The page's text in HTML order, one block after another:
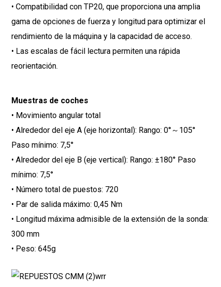
• Compatibilidad con TP20, que proporciona una amplia
gama de opciones de fuerza y ​​longitud para optimizar el
rendimiento de la máquina y la capacidad de acceso.
• Las escalas de fácil lectura permiten una rápida
reorientación.
Muestras de coches
• Movimiento angular total
• Alrededor del eje A (eje horizontal): Rango: 0°～105°
Paso mínimo: 7,5°
• Alrededor del eje B (eje vertical): Rango: ±180° Paso
mínimo: 7,5°
• Número total de puestos: 720
• Par de salida máximo: 0,45 Nm
• Longitud máxima admisible de la extensión de la sonda:
300 mm
• Peso: 645g